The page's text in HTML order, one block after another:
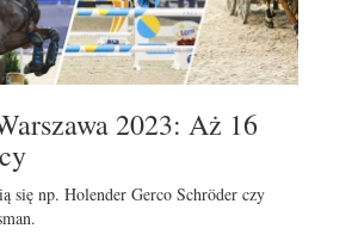
2023: Aż 16
się np. Holender Gerco Schröder czy